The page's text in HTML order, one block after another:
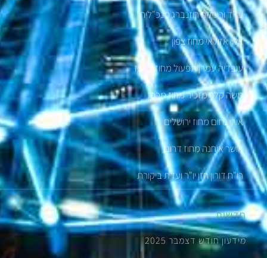
עו”ד ורוניקה רוזנברג מנכ"לית
אלון אזולאי מחוז צפון
עובדיה עמרן תפעול מחוז מרכז
משה קלר מזכיר מחוז מרכז
אורי נחום מחוז ירושלים
אושר אוחנה מחוז דרום
רו"ח דורון חזן יו"ר ועדת ביקורת
חדשות
מידעון חודש דצמבר 2025